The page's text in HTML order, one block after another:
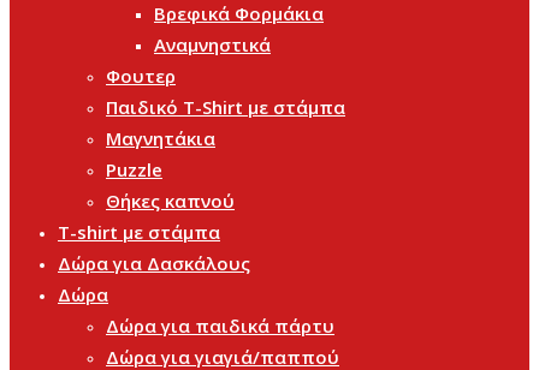
Βρεφικά Φορμάκια
Αναμνηστικά
Φουτερ
Παιδικό T-Shirt με στάμπα
Μαγνητάκια
Puzzle
Θήκες καπνού
T-shirt με στάμπα
Δώρα για Δασκάλους
Δώρα
Δώρα για παιδικά πάρτυ
Δώρα για γιαγιά/παππού